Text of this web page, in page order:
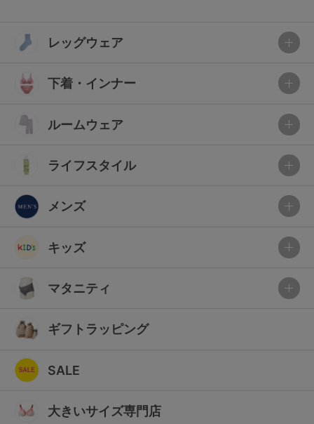
レッグウェア
下着・インナー
ルームウェア
ライフスタイル
メンズ
キッズ
マタニティ
ギフトラッピング
SALE
大きいサイズ専門店